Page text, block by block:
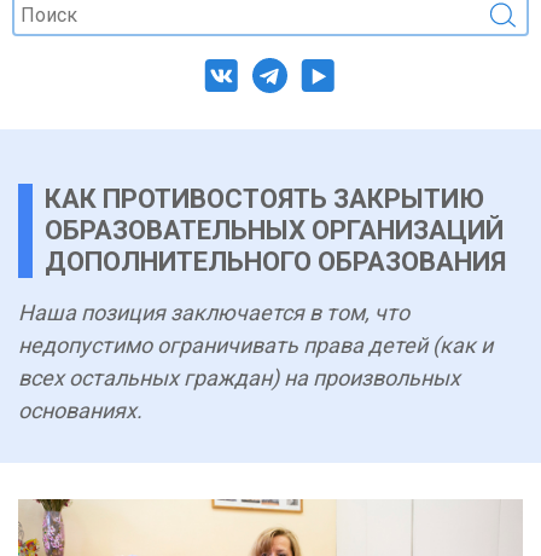
КАК ПРОТИВОСТОЯТЬ ЗАКРЫТИЮ
ОБРАЗОВАТЕЛЬНЫХ ОРГАНИЗАЦИЙ
ДОПОЛНИТЕЛЬНОГО ОБРАЗОВАНИЯ
Наша позиция заключается в том, что
недопустимо ограничивать права детей (как и
всех остальных граждан) на произвольных
основаниях.